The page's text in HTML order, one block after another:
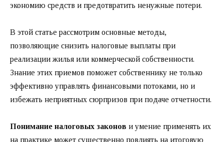
экономию средств и предотвратить ненужные потери.
В этой статье рассмотрим основные методы,
позволяющие снизить налоговые выплаты при
реализации жилья или коммерческой собственности.
Знание этих приемов поможет собственнику не только
эффективно управлять финансовыми потоками, но и
избежать неприятных сюрпризов при подаче отчетности.
Понимание налоговых законов и умение применять их
на практике может существенно повлиять на итоговую